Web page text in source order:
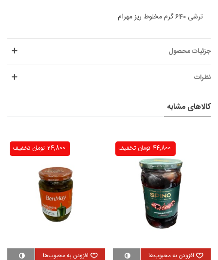
ترشی 640 گرم مخلوط ریز مهرام
جزئیات محصول
نظرات
کالاهای مشابه
تخفیف -44,800 تومان
افزودن به محبوب‌ها
تخفیف -24,800 تومان
افزودن به محبوب‌ها